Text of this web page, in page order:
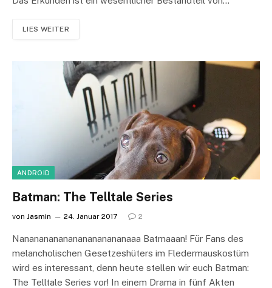
LIES WEITER
ANDROID
Batman: The Telltale Series
von Jasmin 24. Januar 2017 2
Nanananananananananananaaa Batmaaan! Für Fans des
melancholischen Gesetzeshüters im Fledermauskostüm
wird es interessant, denn heute stellen wir euch Batman:
The Telltale Series vor! In einem Drama in fünf Akten